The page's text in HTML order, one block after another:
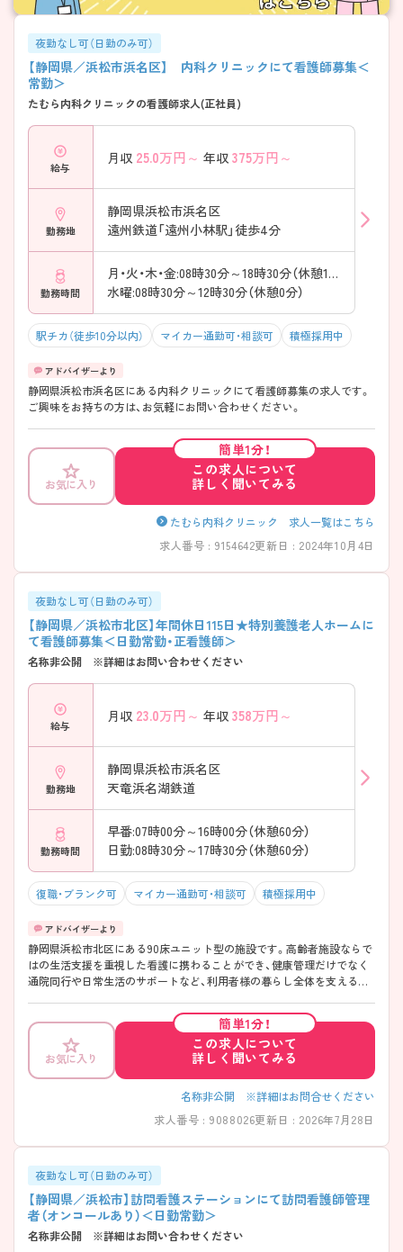
夜勤なし可（日勤のみ可）
【静岡県／浜松市浜名区】 内科クリニックにて看護師募集＜
常勤＞
たむら内科クリニックの看護師求人(正社員)
給与
月収 25.0万円～ 年収 375万円～
勤務地
静岡県浜松市浜名区
遠州鉄道「遠州小林駅」徒歩4分
勤務時間
月・火・木・金:08時30分～18時30分（休憩135分）
水曜:08時30分～12時30分（休憩0分）
駅チカ（徒歩10分以内） マイカー通勤可・相談可 積極採用中
静岡県浜松市浜名区にある内科クリニックにて看護師募集の求人です。
ご興味をお持ちの方は、お気軽にお問い合わせください。
お気に入り
簡単1分！
この求人について
詳しく聞いてみる
たむら内科クリニック 求人一覧はこちら
求人番号 : 9154642更新日 : 2024年10月4日
夜勤なし可（日勤のみ可）
【静岡県／浜松市北区】年間休日115日★特別養護老人ホームに
て看護師募集＜日勤常勤・正看護師＞
名称非公開 ※詳細はお問い合わせください
給与
月収 23.0万円～ 年収 358万円～
勤務地
静岡県浜松市浜名区
天竜浜名湖鉄道
勤務時間
早番:07時00分～16時00分（休憩60分）
日勤:08時30分～17時30分（休憩60分）
復職・ブランク可 マイカー通勤可・相談可 積極採用中
静岡県浜松市北区にある90床ユニット型の施設です。高齢者施設ならで
はの生活支援を重視した看護に携わることができ、健康管理だけでなく
通院同行や日常生活のサポートなど、利用者様の暮らし全体を支える役
あり、利用者様と継続的な関係を築きたい方にも検討しやすい求人で
す。 ご興味をお持ちの方は、お気軽にお問い合わせ下さい。
お気に入り
簡単1分！
この求人について
詳しく聞いてみる
名称非公開 ※詳細はお問合せください
求人番号 : 9088026更新日 : 2026年7月28日
夜勤なし可（日勤のみ可）
【静岡県／浜松市】訪問看護ステーションにて訪問看護師管理
者（オンコールあり）＜日勤常勤＞
名称非公開 ※詳細はお問い合わせください